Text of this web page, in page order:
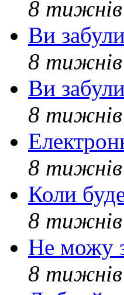
8 тижнів
Ви
8 тижнів
Ви
8 тижнів
8 тижнів
Коли
8 тижнів
Не можу
8 тижнів